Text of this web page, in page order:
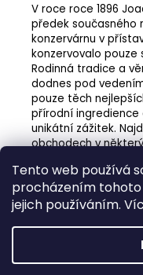
Tento web používá
procházením tohoto
jejich používáním.
V roce roce 1896
předek současného
konzervárnu v
konzervovalo pouze
Rodinná tradice a
dodnes pod
pouze těch
přírodní ingredience
unikátní zážitek.
obchodech v
poctou bohaté